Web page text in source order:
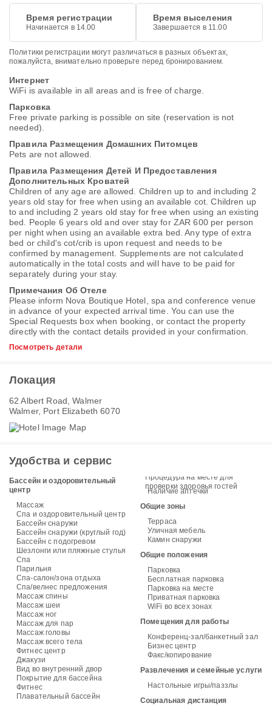
Время регистрации
Начинается в 14.00
Время выселения
Завершается в 11.00
Политики регистрации могут различаться в разных объектах,
пожалуйста, внимательно проверьте перед бронированием.
Интернет
WiFi is available in all areas and is free of charge.
Парковка
Free private parking is possible on site (reservation is not
needed).
Правила Размещения Домашних Питомцев
Pets are not allowed.
Правила Размещения Детей И Предоставления
Дополнительных Кроватей
Children of any age are allowed. Children up to and including 2
years old stay for free when using an available cot. Children up
to and including 2 years old stay for free when using an existing
bed. People 6 years old and over stay for ZAR 600 per person
per night when using an available extra bed. Any type of extra
bed or child's cot/crib is upon request and needs to be
confirmed by management. Supplements are not calculated
automatically in the total costs and will have to be paid for
separately during your stay.
Примечания Об Отеле
Please inform Nova Boutique Hotel, spa and conference venue
in advance of your expected arrival time. You can use the
Special Requests box when booking, or contact the property
directly with the contact details provided in your confirmation.
Посмотреть детали
Локация
62 Albert Road, Walmer
Walmer, Port Elizabeth 6070
Удобства и сервис
Бассейн и оздоровительный
центр
Массаж
Спа и оздоровительный центр
Бассейн снаружи
Бассейн снаружи (круглый год)
Бассейн с подогревом
Шезлонги или пляжные стулья
Спа
Парильня
Спа-салон/зона отдыха
Спа/велнес предложения
Массаж спины
Массаж шеи
Массаж ног
Массаж для пар
Массаж головы
Массаж всего тела
Фитнес центр
Джакузи
Вид во внутренний двор
Покрытие для бассейна
Фитнес
Плавательный бассейн
Процедура на месте для
проверки здоровья гостей
Наличие аптечки
Общие зоны
Терраса
Уличная мебель
Камин снаружи
Общие положения
Парковка
Бесплатная парковка
Парковка на месте
Приватная парковка
WiFi во всех зонах
Помещения для работы
Конференц-зал/банкетный зал
Бизнес центр
Факс/копирование
Развлечения и семейные услуги
Настольные игры/паззлы
Социальная дистанция